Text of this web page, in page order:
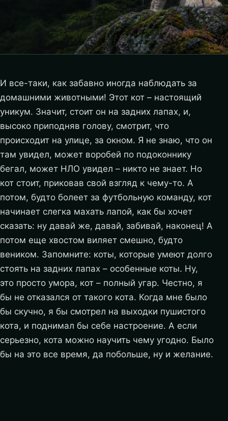
И все-таки, как забавно иногда наблюдать за
домашними животными! Этот кот – настоящий
уникум. Значит, стоит он на задних лапах, и,
высоко приподняв голову, смотрит, что
происходит на улице, за окном. Я не знаю, что он
там увидел, может воробей по подоконнику
бегал, может НЛО увидел – никто не знает. Но
кот стоит, приковав свой взгляд к чему-то. А
потом, будто болеет за футбольную команду, кот
начинает слегка махать лапой, как бы хочет
сказать: ну давай же, давай, забивай, наконец! А
потом еще хвостом виляет смешно, будто
веником. Запомните: коты, которые умеют долго
стоять на задних лапах – особенные коты. Ну,
это просто умора, кот – полный угар. Честно, я
бы не отказался от такого кота. Когда мне было
бы скучно, я бы смотрел на выходки пушистого
кота, и поднимал бы себе настроение. А если
серьезно, кота можно научить чему угодно. Было
бы на это все время, да побольше, ну и желание.